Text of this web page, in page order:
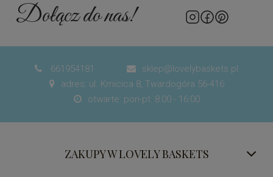
Dołącz do nas!
 661954181  sklep@lovelybaskets.pl
 adres: ul. Kmicica 8, Twardogóra 56-416
 otwarte: pon-pt: 8:00 - 16:00
ZAKUPY W LOVELY BASKETS